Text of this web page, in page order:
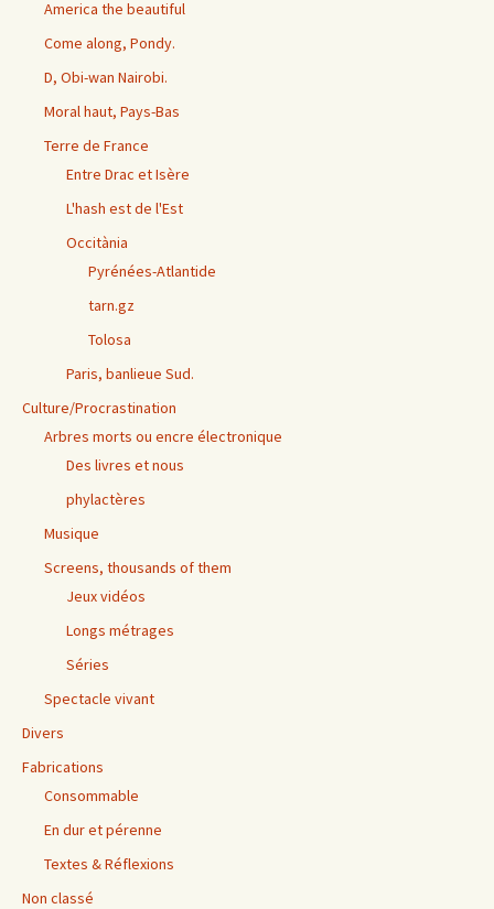
America the beautiful
Come along, Pondy.
D, Obi-wan Nairobi.
Moral haut, Pays-Bas
Terre de France
Entre Drac et Isère
L'hash est de l'Est
Occitània
Pyrénées-Atlantide
tarn.gz
Tolosa
Paris, banlieue Sud.
Culture/Procrastination
Arbres morts ou encre électronique
Des livres et nous
phylactères
Musique
Screens, thousands of them
Jeux vidéos
Longs métrages
Séries
Spectacle vivant
Divers
Fabrications
Consommable
En dur et pérenne
Textes & Réflexions
Non classé